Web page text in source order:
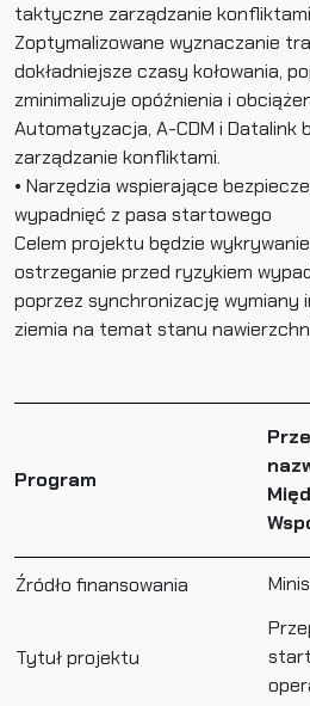
taktyczne zarządzanie konfliktami
Zoptymalizowane wyznaczanie
dokładniejsze czasy kołowania,
zminimalizuje opóźnienia i
Automatyzacja, A-CDM i Datalink
zarządzanie konfliktami.
• Narzędzia wspierające
wypadnięć z pasa startowego
Celem projektu będzie
ostrzeganie przed ryzykiem
poprzez synchronizację wymiany
ziemia na temat stanu
Program
Źródło finansowania
Tytuł projektu